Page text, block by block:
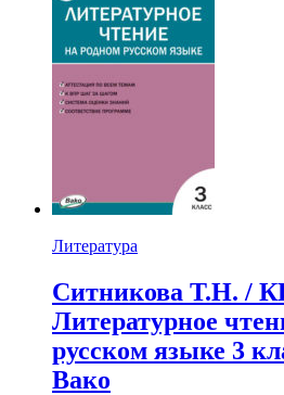
Литература
Ситникова Т.Н. /
Литературное
русском языке 3
Вако